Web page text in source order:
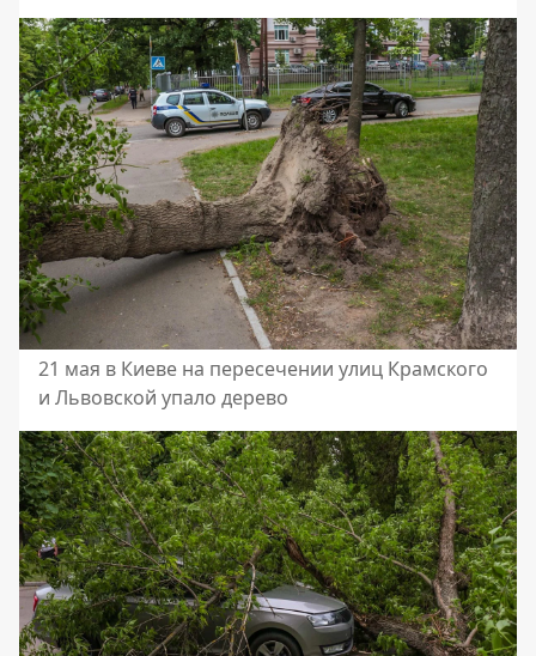
21 мая в Киеве на пересечении улиц Крамского
и Львовской упало дерево